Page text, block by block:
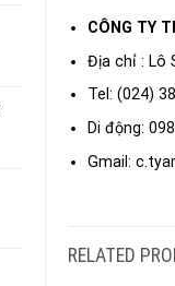
CÔNG TY
Địa chỉ : Lô
Tel: (024)
Di động:
Gmail:
RELATED